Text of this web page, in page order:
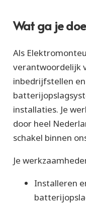
Wat ga je
Als
verantwoordelijk
inbedrijfstellen
installaties. Je
door heel
schakel binnen
Je
Installeren